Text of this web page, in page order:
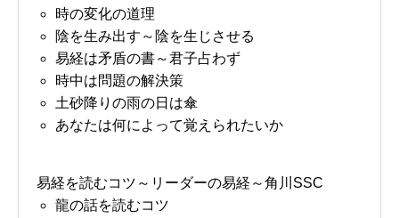
時の変化の道理
陰を生み出す～陰を生じさせる
易経は矛盾の書～君子占わず
時中は問題の解決策
土砂降りの雨の日は傘
あなたは何によって覚えられたいか
易経を読むコツ～リーダーの易経～角川SSC
龍の話を読むコツ